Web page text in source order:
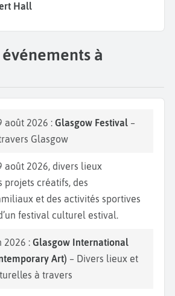
Hall
à
août 2026 : Glasgow Festival –
Glasgow
août 2026, divers lieux
projets créatifs, des
et des activités sportives
festival culturel estival.
2026 : Glasgow International
Art) – Divers lieux et
à travers